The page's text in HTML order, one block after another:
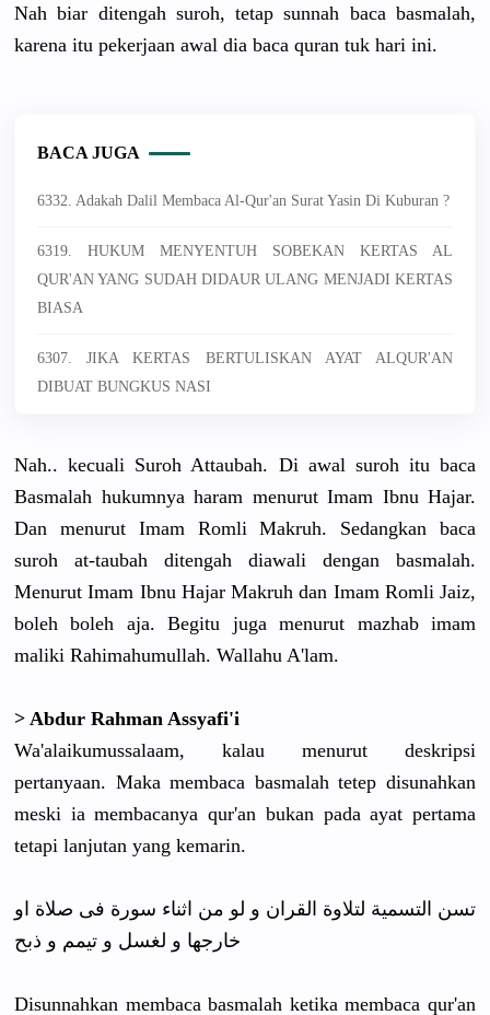
Nah biar ditengah suroh, tetap sunnah baca basmalah,
karena itu pekerjaan awal dia baca quran tuk hari ini.
BACA JUGA
6332. Adakah Dalil Membaca Al-Qur'an Surat Yasin Di Kuburan ?
6319. HUKUM MENYENTUH SOBEKAN KERTAS AL
QUR'AN YANG SUDAH DIDAUR ULANG MENJADI KERTAS
BIASA
6307. JIKA KERTAS BERTULISKAN AYAT ALQUR'AN
DIBUAT BUNGKUS NASI
Nah.. kecuali Suroh Attaubah. Di awal suroh itu baca
Basmalah hukumnya haram menurut Imam Ibnu Hajar.
Dan menurut Imam Romli Makruh. Sedangkan baca
suroh at-taubah ditengah diawali dengan basmalah.
Menurut Imam Ibnu Hajar Makruh dan Imam Romli Jaiz,
boleh boleh aja. Begitu juga menurut mazhab imam
maliki Rahimahumullah. Wallahu A'lam.
> Abdur Rahman Assyafi'i
Wa'alaikumussalaam, kalau menurut deskripsi
pertanyaan. Maka membaca basmalah tetep disunahkan
meski ia membacanya qur'an bukan pada ayat pertama
tetapi lanjutan yang kemarin.
تسن التسمية لتلاوة القران و لو من اثناء سورة فى صلاة او
خارجها و لغسل و تيمم و ذبح
Disunnahkan membaca basmalah ketika membaca qur'an